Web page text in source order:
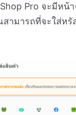
Pro จะมีหน้
ามารถที่จะใส่หรั